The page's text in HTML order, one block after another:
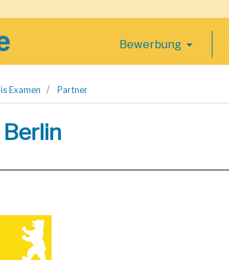
Bewerbung
Examen Partner